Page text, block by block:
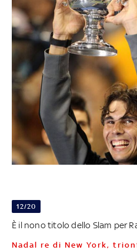
12/20
È il nono titolo dello Slam per
Nadal re di New York,